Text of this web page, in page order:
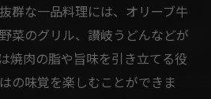
群な一品料理には、オリーブ牛
菜のグリル、讃岐うどんなどが
焼肉の脂や旨味を引き立てる役
の味覚を楽しむことができま